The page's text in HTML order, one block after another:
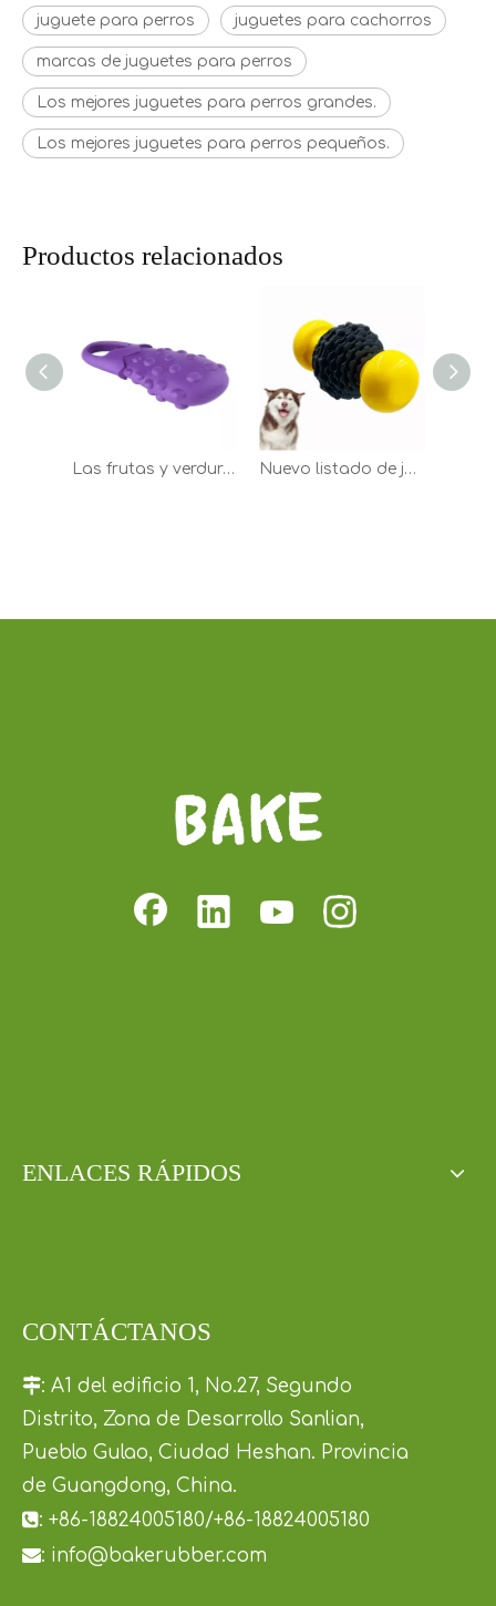
juguete para perros juguetes para cachorros
marcas de juguetes para perros
Los mejores juguetes para perros grandes.
Los mejores juguetes para perros pequeños.
Productos relacionados
Las frutas y verduras interactivas al por mayor de los juguetes suaves mastican el juguete de goma del perro Nuevo listado de juguetes para mascotas de nailon y caucho Natural, juguetes masticables para perros, juguetes indestructibles para perros
ENLACES RÁPIDOS
CONTÁCTANOS
: A1 del edificio 1, No.27, Segundo
Distrito, Zona de Desarrollo Sanlian,
Pueblo Gulao, Ciudad Heshan. Provincia
de Guangdong, China.
: +86-18824005180/+86-18824005180
: info@bakerubber.com